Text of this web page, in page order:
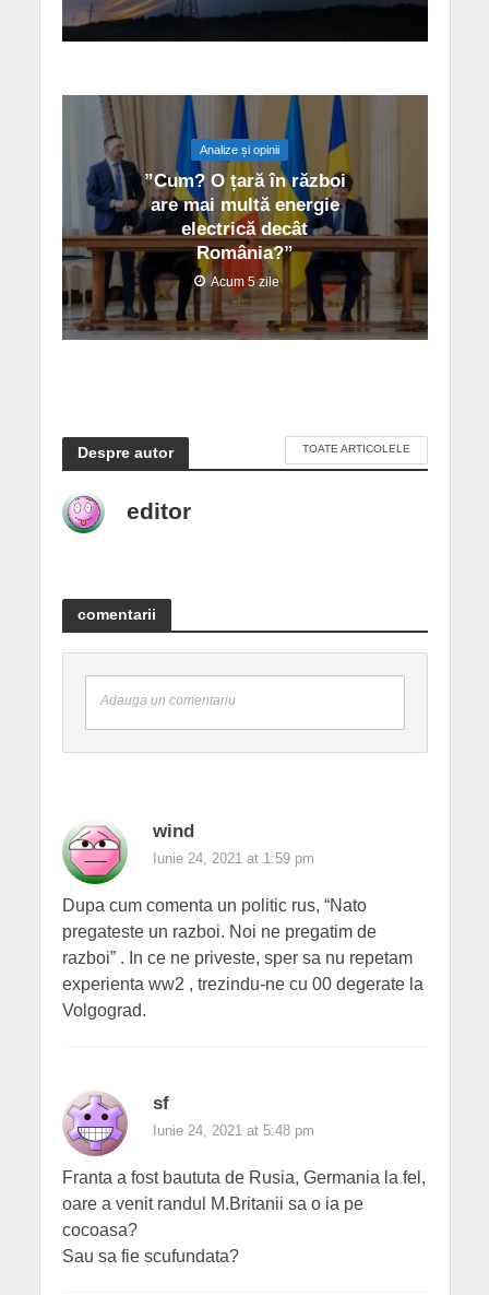
Analize și opinii
”Cum? O țară în război
are mai multă energie
electrică decât
România?”
Acum 5 zile
Despre autor TOATE ARTICOLELE
editor
comentarii
Adauga un comentariu
wind
Iunie 24, 2021 at 1:59 pm
Dupa cum comenta un politic rus, “Nato
pregateste un razboi. Noi ne pregatim de
razboi” . In ce ne priveste, sper sa nu repetam
experienta ww2 , trezindu-ne cu 00 degerate la
Volgograd.
sf
Iunie 24, 2021 at 5:48 pm
Franta a fost baututa de Rusia, Germania la fel,
oare a venit randul M.Britanii sa o ia pe
cocoasa?
Sau sa fie scufundata?